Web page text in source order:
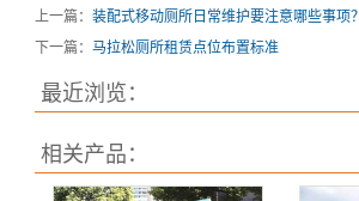
上一篇： 装配式移动厕所日常维护要注意哪些事项？
下一篇： 马拉松厕所租赁点位布置标准
最近浏览：
相关产品：